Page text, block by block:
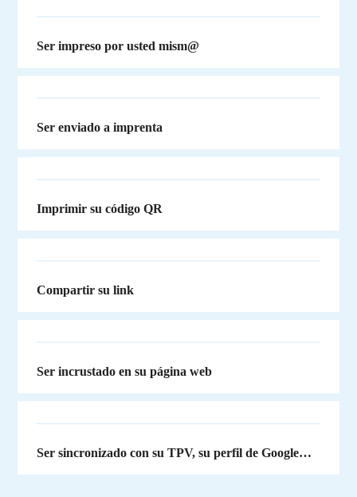
Ser impreso por usted mism@
Ser enviado a imprenta
Imprimir su código QR
Compartir su link
Ser incrustado en su página web
Ser sincronizado con su TPV, su perfil de Google…